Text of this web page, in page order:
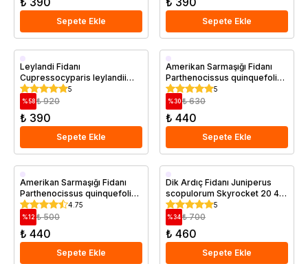
Sepete Ekle Sepete Ekle
Saksıda
Leylandi Fidanı
Cupressocyparis leylandii
PROMOSYON
5
% 58 ₺ 920
₺ 390
Sepete Ekle
Saksıda
Amerikan Sarmaşığı Fidanı
Parthenocissus quinquefolia
40 60 cm Saksıda
5
%30 ₺ 630
₺ 440
Sepete Ekle
Saksıda
Amerikan Sarmaşığı Fidanı
Parthenocissus quinquefolia
40 cm
4.75
%12 ₺ 500
₺ 440
Sepete Ekle
Saksıda
Dik Ardıç Fidanı Juniperus
scopulorum Skyrocket 20 40
cm Saksıda5
%34 ₺ 700
₺ 460
Sepete Ekle